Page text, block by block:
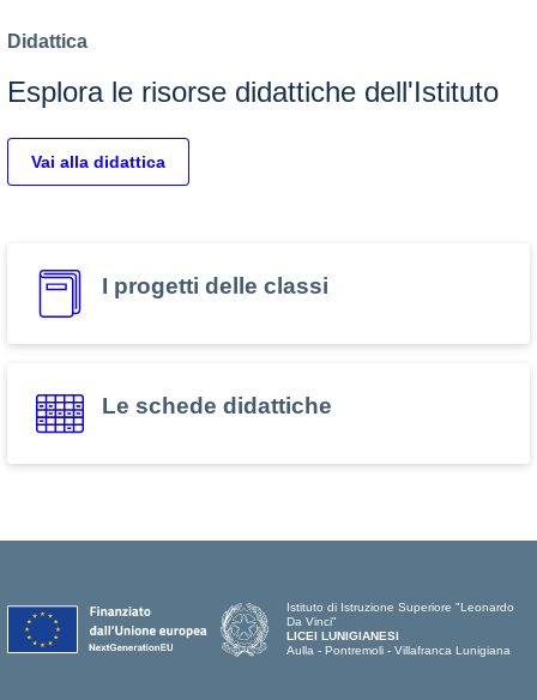
Didattica
Esplora le risorse didattiche dell'Istituto
Vai alla didattica
I progetti delle classi
Le schede didattiche
Istituto di Istruzione Superiore "Leonardo
Da Vinci"
LICEI LUNIGIANESI
Aulla - Pontremoli - Villafranca Lunigiana